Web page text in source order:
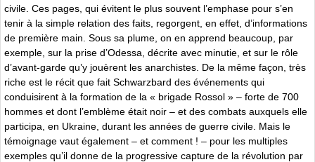
civile. Ces pages, qui évitent le plus souvent l’emphase pour s’en
tenir à la simple relation des faits, regorgent, en effet, d’informations
de première main. Sous sa plume, on en apprend beaucoup, par
exemple, sur la prise d’Odessa, décrite avec minutie, et sur le rôle
d’avant-garde qu’y jouèrent les anarchistes. De la même façon, très
riche est le récit que fait Schwarzbard des événements qui
conduisirent à la formation de la « brigade Rossol » – forte de 700
hommes et dont l’emblème était noir – et des combats auxquels elle
participa, en Ukraine, durant les années de guerre civile. Mais le
témoignage vaut également – et comment ! – pour les multiples
exemples qu’il donne de la progressive capture de la révolution par